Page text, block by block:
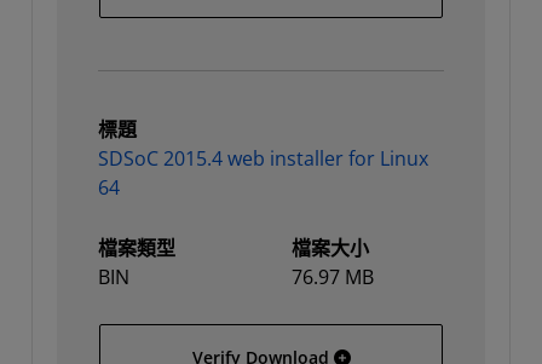
標題
SDSoC 2015.4 web installer for Linux
64
檔案類型
BIN
檔案大小
76.97 MB
Verify Download SDSoC 2015.4 web